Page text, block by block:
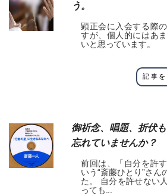
う。
顕正会に入会する際
すが、個人的にはあ
いと思っています。
記事
御祈念、唱題、折伏
忘れていませんか？
前回は、「自分を許
いう“斎藤ひとり”さん
た。 自分を許せない
っても...